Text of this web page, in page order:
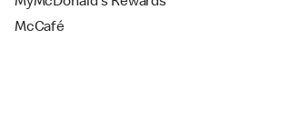
MyMcDonald's Rewards
McCafé